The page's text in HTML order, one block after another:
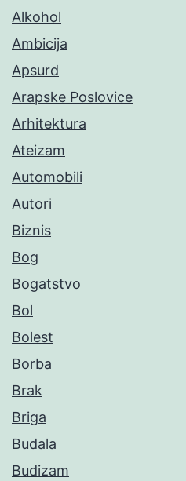
Alkohol
Ambicija
Apsurd
Arapske Poslovice
Arhitektura
Ateizam
Automobili
Autori
Biznis
Bog
Bogatstvo
Bol
Bolest
Borba
Brak
Briga
Budala
Budizam